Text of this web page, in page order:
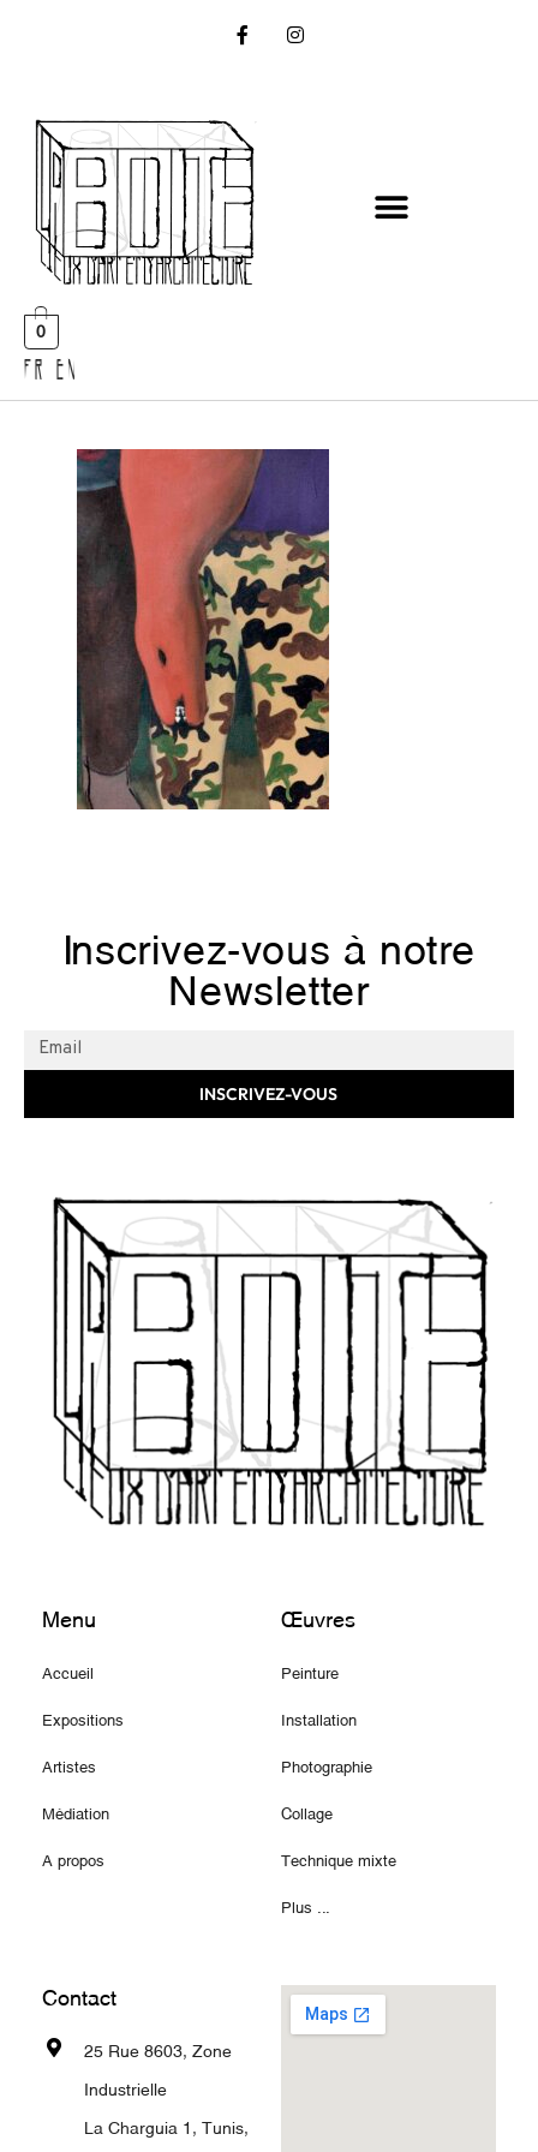
0
FR EN
Inscrivez-vous à notre
Newsletter
INSCRIVEZ-VOUS
Menu
Accueil
Expositions
Artistes
Médiation
A propos
Œuvres
Peinture
Installation
Photographie
Collage
Technique mixte
Plus ...
Contact
25 Rue 8603, Zone
Industrielle
La Charguia 1, Tunis,